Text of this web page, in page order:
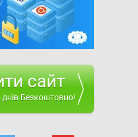
сайт
Безкоштовно!